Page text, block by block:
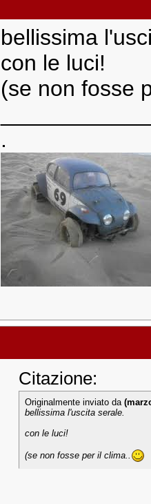
bellissima
con le luci!
(se non fosse
.
Citazione:
Originalmente inviato da
bellissima l'uscita serale.
con le luci!
(se non fosse per il clima..